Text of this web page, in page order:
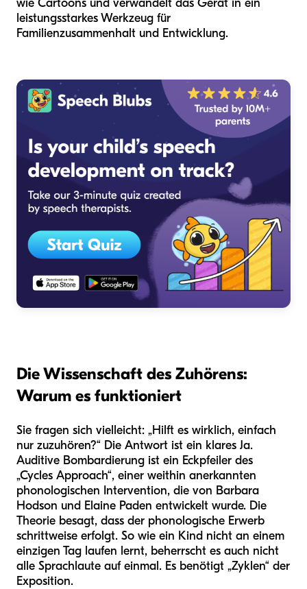
leistungsstarkes Werkzeug für
Familienzusammenhalt und Entwicklung.
Die Wissenschaft des Zuhörens:
Warum es funktioniert
Sie fragen sich vielleicht: „Hilft es wirklich, einfach
nur zuzuhören?“ Die Antwort ist ein klares Ja.
Auditive Bombardierung ist ein Eckpfeiler des
„Cycles Approach“, einer weithin anerkannten
phonologischen Intervention, die von Barbara
Hodson und Elaine Paden entwickelt wurde. Die
Theorie besagt, dass der phonologische Erwerb
schrittweise erfolgt. So wie ein Kind nicht an einem
einzigen Tag laufen lernt, beherrscht es auch nicht
alle Sprachlaute auf einmal. Es benötigt „Zyklen“ der
Exposition.